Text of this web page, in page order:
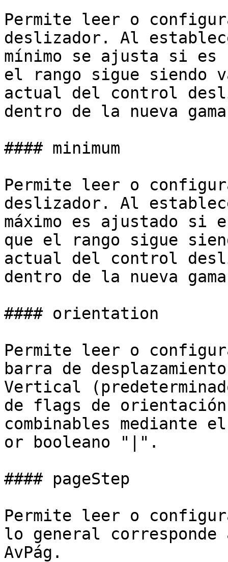
Permite leer o
deslizador. Al
mínimo se ajusta si es
el rango sigue siendo
actual del control
dentro de la nueva
#### minimum
Permite leer o
deslizador. Al
máximo es ajustado si
que el rango sigue
actual del control
dentro de la nueva
#### orientation
Permite leer o
barra de
Vertical
de flags de
combinables mediante
or booleano "|".
#### pageStep
Permite leer o
lo general corresponde
AvPág.